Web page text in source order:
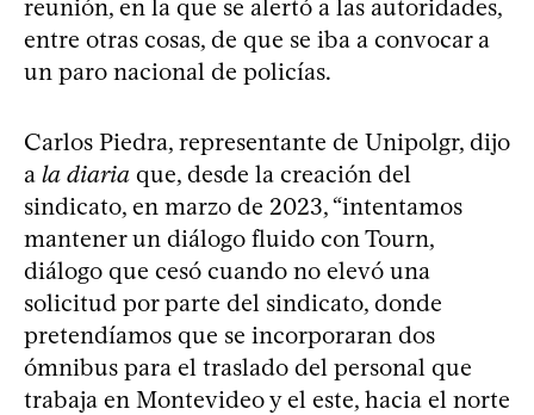
reunión, en la que se alertó a las autoridades,
entre otras cosas, de que se iba a convocar a
un paro nacional de policías.
Carlos Piedra, representante de Unipolgr, dijo
a la diaria que, desde la creación del
sindicato, en marzo de 2023, “intentamos
mantener un diálogo fluido con Tourn,
diálogo que cesó cuando no elevó una
solicitud por parte del sindicato, donde
pretendíamos que se incorporaran dos
ómnibus para el traslado del personal que
trabaja en Montevideo y el este, hacia el norte